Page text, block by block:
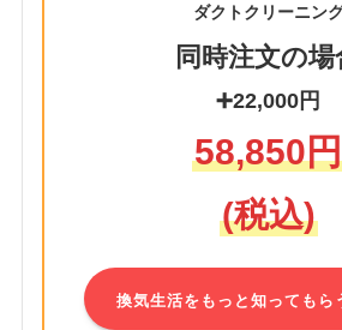
ダクトクリーニン
同時注文の場
➕22,000円
58,850円
(税込)
換気生活をもっと知ってもら